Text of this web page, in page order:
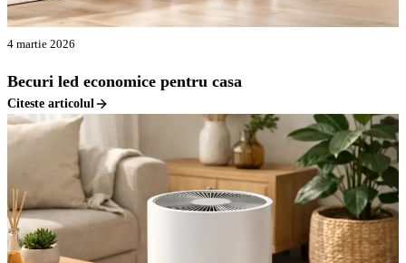
4 martie 2026
Becuri led economice pentru casa
Citeste articolul